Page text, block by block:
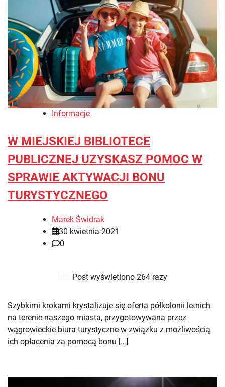
Informacje
W MIEJSKIEJ BIBLIOTECE
PUBLICZNEJ UZYSKASZ POMOC W
SPRAWIE AKTYWACJI BONU
TURYSTYCZNEGO
Marek Świdrak
30 kwietnia 2021
0
Post wyświetlono 264 razy
Szybkimi krokami krystalizuje się oferta półkolonii letnich
na terenie naszego miasta, przygotowywana przez
wągrowieckie biura turystyczne w związku z możliwością
ich opłacenia za pomocą bonu […]